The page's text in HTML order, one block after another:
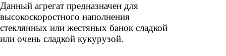
Данный агрегат предназначен для
высокоскоростного наполнения
стеклянных или жестяных банок сладкой
или очень сладкой кукурузой.